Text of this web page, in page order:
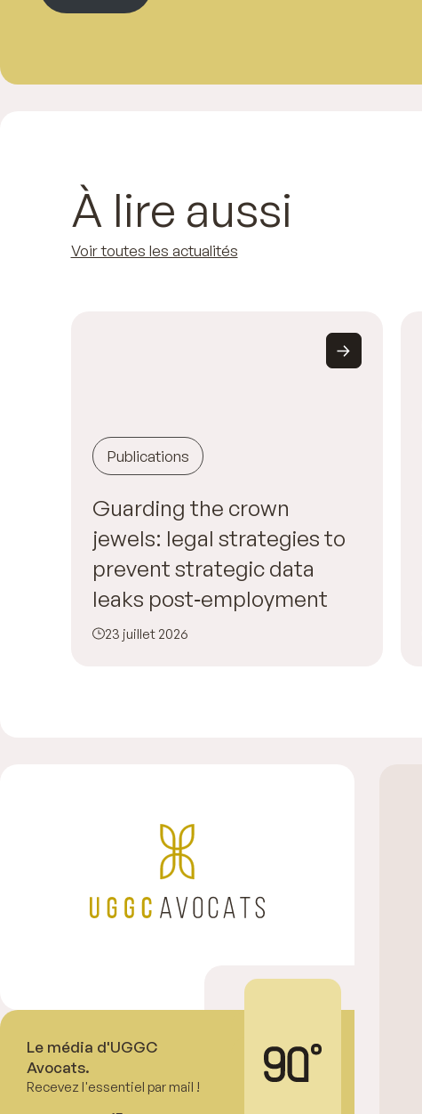
À lire aussi
Voir toutes les actualités
Publications
Guarding the crown
jewels: legal strategies to
prevent strategic data
leaks post‑employment
23 juillet 2026
Le média d'UGGC
Avocats.
Recevez l'essentiel par mail !